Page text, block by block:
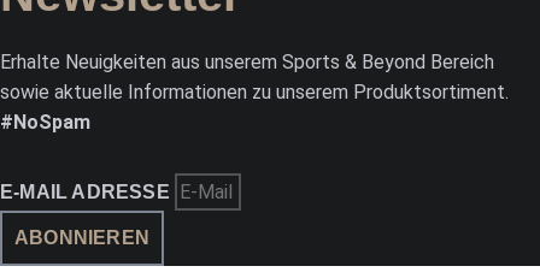
Erhalte Neuigkeiten aus unserem Sports & Beyond Bereich
sowie aktuelle Informationen zu unserem Produktsortiment.
#NoSpam
E-MAIL ADRESSE
ABONNIEREN